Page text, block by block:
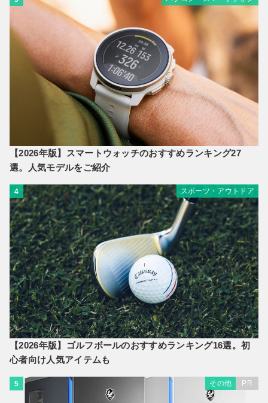
【2026年版】スマートウォッチのおすすめランキング27
選。人気モデルをご紹介
4 スポーツ・アウトドア
【2026年版】ゴルフボールのおすすめランキング16選。初
心者向け人気アイテムも
5 その他 PR